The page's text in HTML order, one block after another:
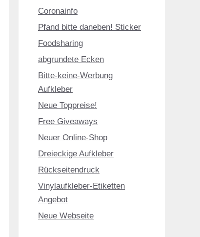
Coronainfo
Pfand bitte daneben! Sticker
Foodsharing
abgrundete Ecken
Bitte-keine-Werbung
Aufkleber
Neue Toppreise!
Free Giveaways
Neuer Online-Shop
Dreieckige Aufkleber
Rückseitendruck
Vinylaufkleber-Etiketten
Angebot
Neue Webseite